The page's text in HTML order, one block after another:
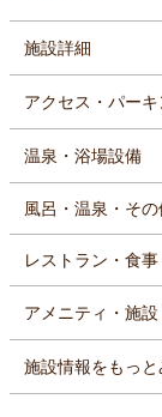
施設詳細
アクセス・パー
温泉・浴場設備
風呂・温泉・その
レストラン・食事
アメニティ・施
施設情報をもっと